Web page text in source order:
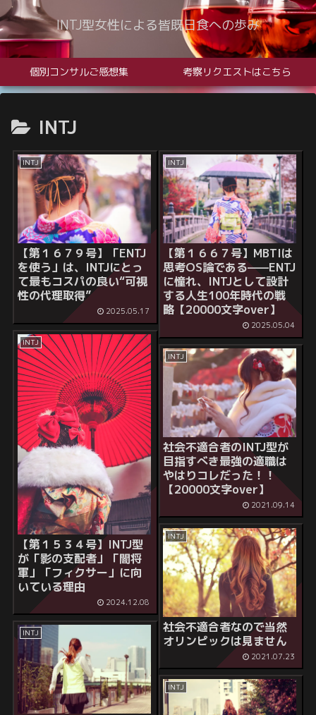
INTJ型女性による皆既日食への歩み
個別コンサルご感想集 考察リクエストはこちら
INTJ
INTJ
【第１６７９号】
「ENTJ
を使う」は、INTJにとっ
て最もコスパの良い“可視
性の代理取得”
2025.05.17
INTJ
【第１６６７号】MBTIは
思考OS論である——ENTJ
に憧れ、INTJとして設計
する人生100年時代の戦
略【20000文字over】
2025.05.04
INTJ
【第１５３４号】INTJ型
が「影の支配者」「闇将
軍」「フィクサー」に向
いている理由
2024.12.08
INTJ
社会不適合者のINTJ型が
目指すべき最強の適職は
やはりコレだった！！
【20000文字over】
2021.09.14
INTJ
社会不適合者なので当然
オリンピックは見ません
2021.07.23
INTJ
INTJ